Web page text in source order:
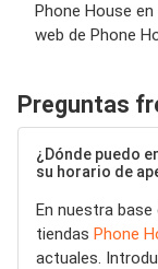
Phone House
web de Phone
Preguntas
¿Dónde puedo
su horario de
En nuestra
tiendas Phone
actuales.